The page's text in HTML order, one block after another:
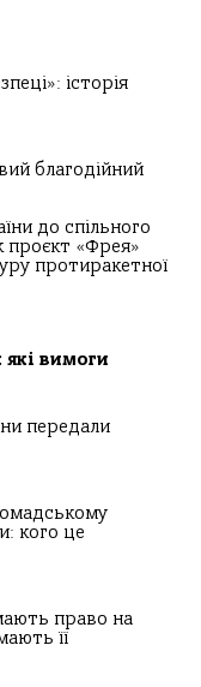
історія
благодійний
до спільного
проєкт «Фрея»
протиракетної
вимоги
передали
кого це
право на
її